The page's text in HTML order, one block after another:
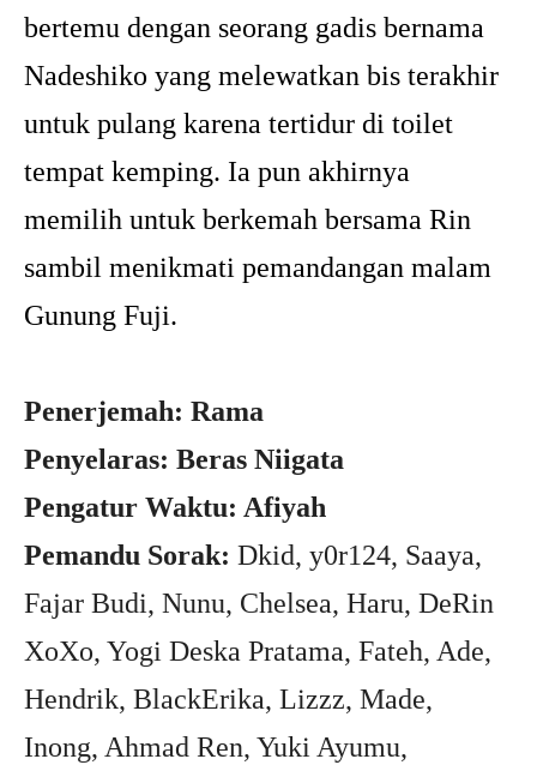
bertemu dengan seorang gadis bernama
Nadeshiko yang melewatkan bis terakhir
untuk pulang karena tertidur di toilet
tempat kemping. Ia pun akhirnya
memilih untuk berkemah bersama Rin
sambil menikmati pemandangan malam
Gunung Fuji.
Penerjemah: Rama
Penyelaras: Beras Niigata
Pengatur Waktu: Afiyah
Pemandu Sorak: Dkid, y0r124, Saaya,
Fajar Budi, Nunu, Chelsea, Haru, DeRin
XoXo, Yogi Deska Pratama, Fateh, Ade,
Hendrik, BlackErika, Lizzz, Made,
Inong, Ahmad Ren, Yuki Ayumu,